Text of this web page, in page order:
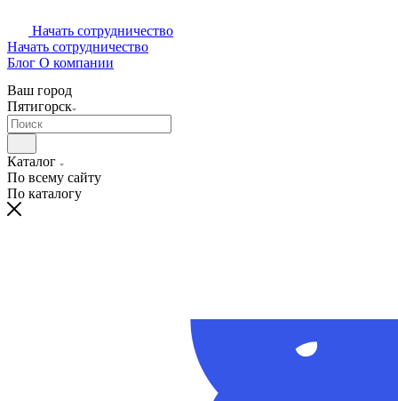
Начать сотрудничество
Начать сотрудничество
Блог О компании
Ваш город
Пятигорск
Каталог
По всему сайту
По каталогу